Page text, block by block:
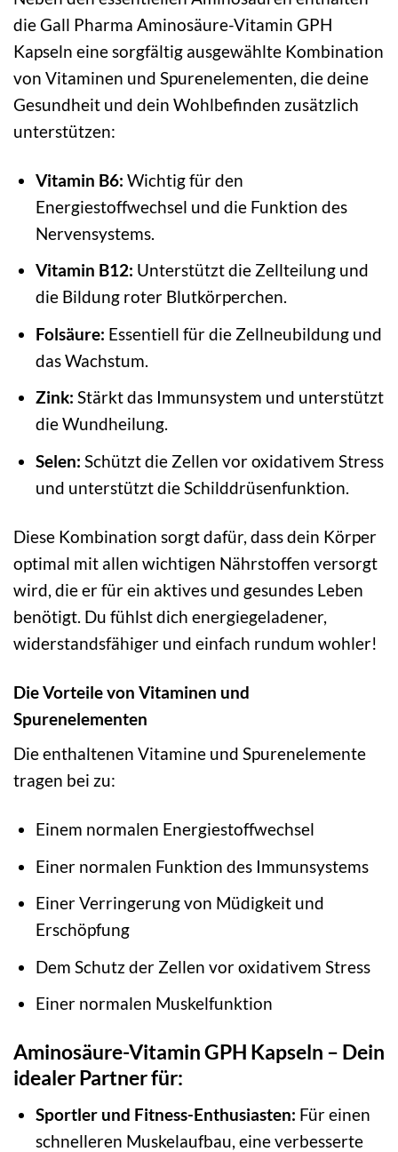
die Gall Pharma Aminosäure-Vitamin GPH
Kapseln eine sorgfältig ausgewählte Kombination
von Vitaminen und Spurenelementen, die deine
Gesundheit und dein Wohlbefinden zusätzlich
unterstützen:
Vitamin B6: Wichtig für den
Energiestoffwechsel und die Funktion des
Nervensystems.
Vitamin B12: Unterstützt die Zellteilung und
die Bildung roter Blutkörperchen.
Folsäure: Essentiell für die Zellneubildung und
das Wachstum.
Zink: Stärkt das Immunsystem und unterstützt
die Wundheilung.
Selen: Schützt die Zellen vor oxidativem Stress
und unterstützt die Schilddrüsenfunktion.
Diese Kombination sorgt dafür, dass dein Körper
optimal mit allen wichtigen Nährstoffen versorgt
wird, die er für ein aktives und gesundes Leben
benötigt. Du fühlst dich energiegeladener,
widerstandsfähiger und einfach rundum wohler!
Die Vorteile von Vitaminen und
Spurenelementen
Die enthaltenen Vitamine und Spurenelemente
tragen bei zu:
Einem normalen Energiestoffwechsel
Einer normalen Funktion des Immunsystems
Einer Verringerung von Müdigkeit und
Erschöpfung
Dem Schutz der Zellen vor oxidativem Stress
Einer normalen Muskelfunktion
Aminosäure-Vitamin GPH Kapseln – Dein
idealer Partner für:
Sportler und Fitness-Enthusiasten: Für einen
schnelleren Muskelaufbau, eine verbesserte